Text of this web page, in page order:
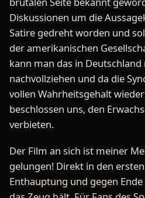
Diskussionen um die
Satire gedreht worden und
der amerikanischen
kann man das in
nachvollziehen und da die
vollen Wahrheitsgehalt
beschlossen uns, den
verbieten.
Der Film an sich ist meiner
gelungen! Direkt in den
Enthauptung und gegen